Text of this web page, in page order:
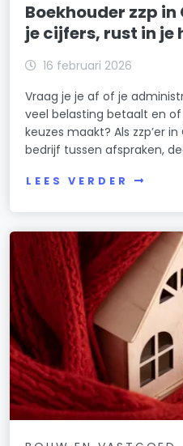
Boekhouder zzp
je cijfers, rust in je
16 februari 2026
Vraag je je af of je
veel belasting betaalt en
keuzes maakt? Als zzp’er
bedrijf tussen afspraken,
LEES VERDER